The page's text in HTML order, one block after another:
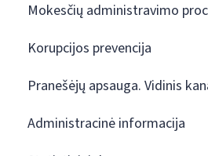
Mokesčių administravimo
Korupcijos prevencija
Pranešėjų apsauga. Vidinis
Administracinė informacija